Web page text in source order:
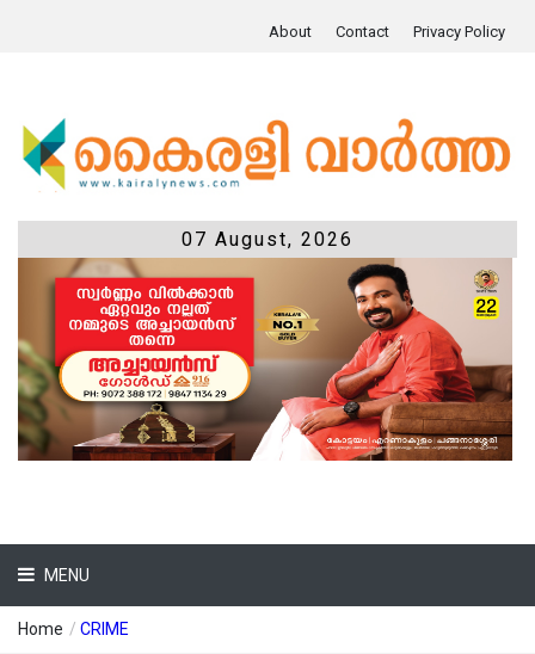
About Contact Privacy Policy
07 August, 2026
MENU
Home / CRIME